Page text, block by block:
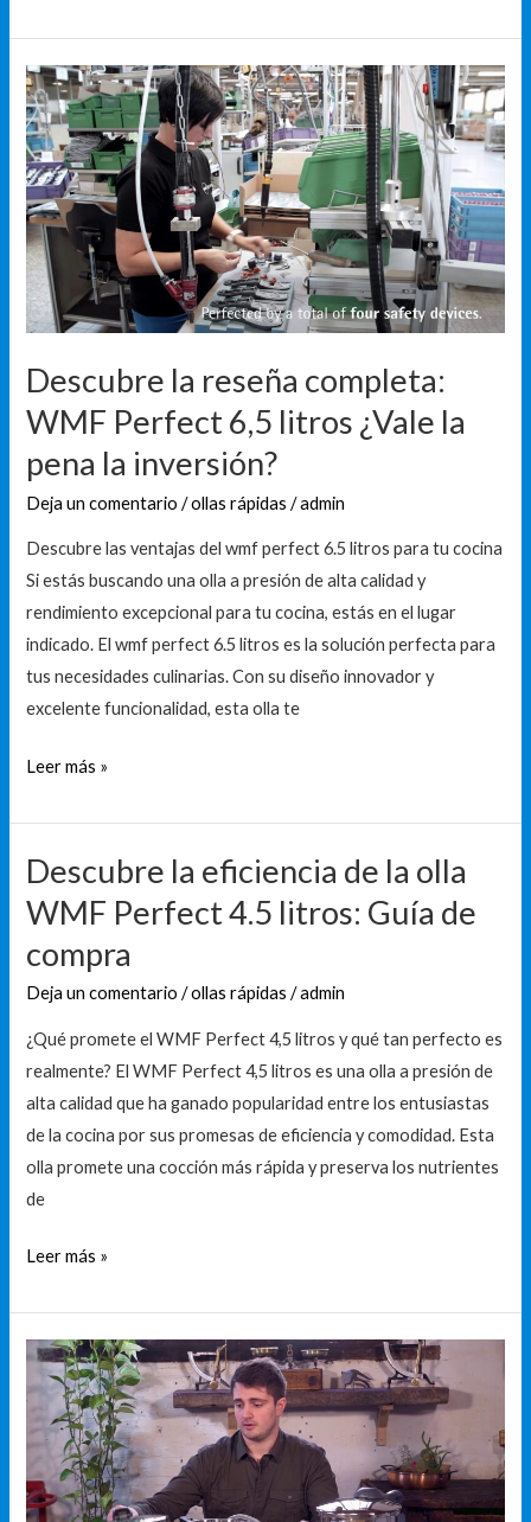
Descubre la reseña completa:
WMF Perfect 6,5 litros ¿Vale la
pena la inversión?
Deja un comentario /ollas rápidas /admin
Descubre las ventajas del wmf perfect 6.5 litros para tu cocina
Si estás buscando una olla a presión de alta calidad y
rendimiento excepcional para tu cocina, estás en el lugar
indicado. El wmf perfect 6.5 litros es la solución perfecta para
tus necesidades culinarias. Con su diseño innovador y
excelente funcionalidad, esta olla te
Descubre
la
reseña
completa:
WMF
Perfect
6,5
litros
¿Vale
la
la
inversión?
Leer más »
Descubre la eficiencia de la olla
WMF Perfect 4.5 litros: Guía de
compra
Deja un comentario /ollas rápidas /admin
¿Qué promete el WMF Perfect 4,5 litros y qué tan perfecto es
realmente? El WMF Perfect 4,5 litros es una olla a presión de
alta calidad que ha ganado popularidad entre los entusiastas
de la cocina por sus promesas de eficiencia y comodidad. Esta
olla promete una cocción más rápida y preserva los nutrientes
de
Descubre
la
eficiencia
de
la
compra
Leer más »
Descubre
la
olla
express
perfect
de